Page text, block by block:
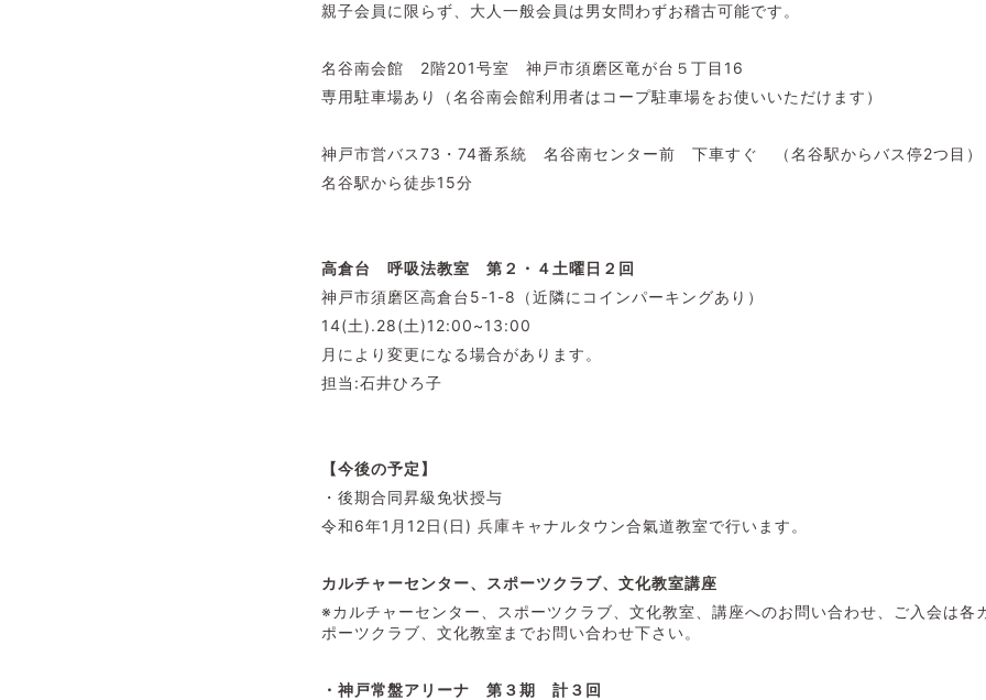
親子会員に限らず、大人一般会員は男女問わずお稽古可能です。
名谷南会館 2階201号室 神戸市須磨区竜が台５丁目16
専用駐車場あり（名谷南会館利用者はコープ駐車場をお使いいただけます）
神戸市営バス73・74番系統 名谷南センター前 下車すぐ （名谷駅からバス停2つ目）
名谷駅から徒歩15分
高倉台 呼吸法教室
第２・４土曜日２回
神戸市須磨区高倉台5-1-8（近隣にコインパーキングあり）
14(土).28(土)12:00~13:00
月により変更になる場合があります。
担当:石井ひろ子
【今後の予定】
・後期合同昇級免状授与
令和6年1月12日(日) 兵庫キャナルタウン合氣道教室で行います。
カルチャーセンター、スポーツクラブ、文化教室講座
※カルチャーセンター、スポーツクラブ、文化教室、講座へのお問い合わせ、ご入会は各
ポーツクラブ、文化教室までお問い合わせ下さい。
・神戸常盤アリーナ 第３期 計３回